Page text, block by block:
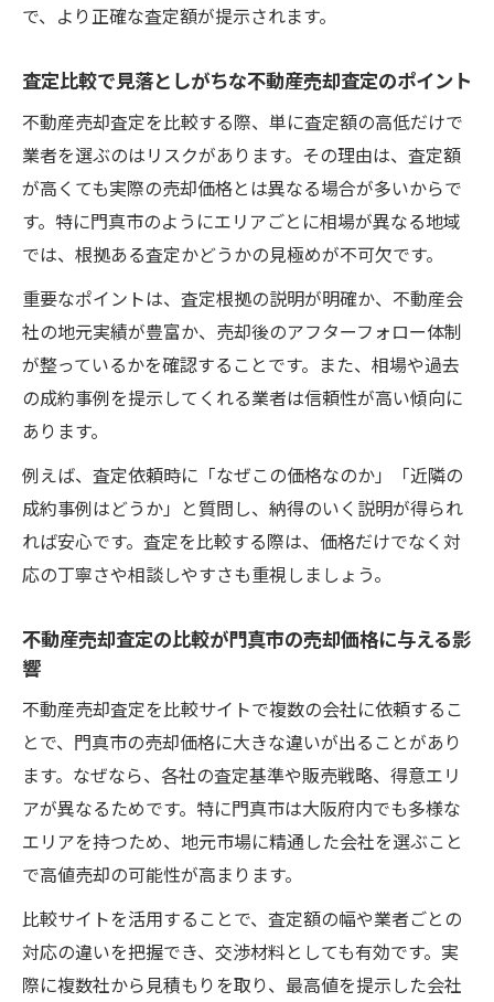
で、より正確な査定額が提示されます。
査定比較で見落としがちな不動産売却査定のポイント
不動産売却査定を比較する際、単に査定額の高低だけで
業者を選ぶのはリスクがあります。その理由は、査定額
が高くても実際の売却価格とは異なる場合が多いからで
す。特に門真市のようにエリアごとに相場が異なる地域
では、根拠ある査定かどうかの見極めが不可欠です。
重要なポイントは、査定根拠の説明が明確か、不動産会
社の地元実績が豊富か、売却後のアフターフォロー体制
が整っているかを確認することです。また、相場や過去
の成約事例を提示してくれる業者は信頼性が高い傾向に
あります。
例えば、査定依頼時に「なぜこの価格なのか」「近隣の
成約事例はどうか」と質問し、納得のいく説明が得られ
れば安心です。査定を比較する際は、価格だけでなく対
応の丁寧さや相談しやすさも重視しましょう。
不動産売却査定の比較が門真市の売却価格に与える影
響
不動産売却査定を比較サイトで複数の会社に依頼するこ
とで、門真市の売却価格に大きな違いが出ることがあり
ます。なぜなら、各社の査定基準や販売戦略、得意エリ
アが異なるためです。特に門真市は大阪府内でも多様な
エリアを持つため、地元市場に精通した会社を選ぶこと
で高値売却の可能性が高まります。
比較サイトを活用することで、査定額の幅や業者ごとの
対応の違いを把握でき、交渉材料としても有効です。実
際に複数社から見積もりを取り、最高値を提示した会社